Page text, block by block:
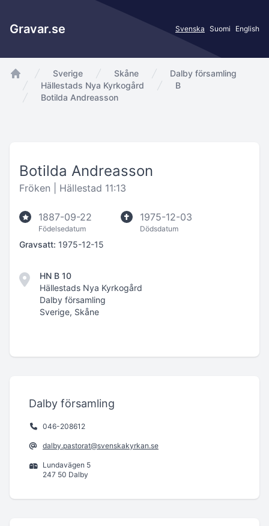
Gravar.se Svenska Suomi English
app.Start
Sverige Skåne
Dalby församling
Hällestads Nya Kyrkogård
B
Botilda Andreasson
Botilda Andreasson
Fröken | Hällestad 11:13
1887-09-22
Födelsedatum
1975-12-03
Dödsdatum
Gravsatt: 1975-12-15
HN B 10
Hällestads Nya Kyrkogård
Dalby församling
Sverige, Skåne
Dalby församling
046-208612
dalby.pastorat@svenskakyrkan.se
Lundavägen 5
247 50 Dalby